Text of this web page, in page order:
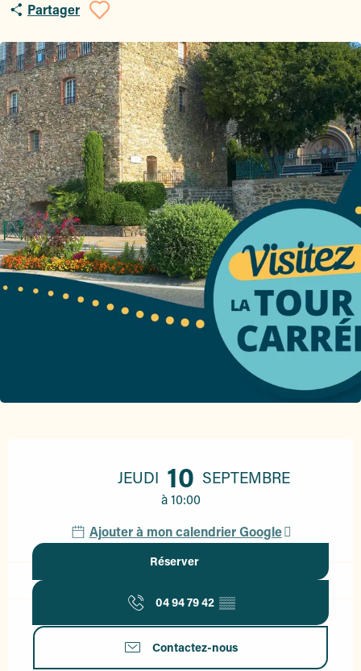
Partager
Ajouter aux favoris
JEUDI 10 SEPTEMBRE
à 10:00
Ajouter à mon calendrier Google
Réserver
04 94 79 42 ▒▒
Contactez-nous